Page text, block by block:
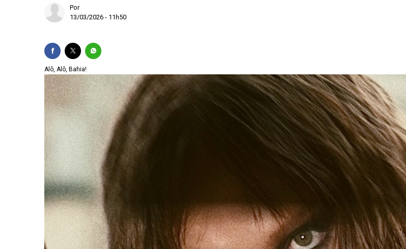
Lei Maria da Penha mudou olhar sobre crimes de violência doméstica
Por
13/03/2026 - 11h50
Alô, Alô, Bahia!